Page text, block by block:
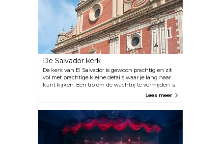
De Salvador kerk
De kerk van El Salvador is gewoon prachtig en zit
vol met prachtige kleine details waar je lang naar
kunt kijken. Een tip om de wachtrij te vermijden is
om eerst deze kerk te bezoeken en daarna deLees meer